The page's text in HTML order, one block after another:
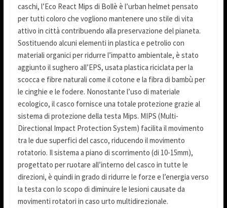
caschi, l’Eco React Mips di Bollè è l’urban helmet pensato
per tutti coloro che vogliono mantenere uno stile di vita
attivo in città contribuendo alla preservazione del pianeta.
Sostituendo alcuni elementi in plastica e petrolio con
materiali organici per ridurre l’impatto ambientale, è stato
aggiunto il sughero all’EPS, usata plastica riciclata per la
scocca e fibre naturali come il cotone e la fibra di bambù per
le cinghie e le fodere. Nonostante l’uso di materiale
ecologico, il casco fornisce una totale protezione grazie al
sistema di protezione della testa Mips. MIPS (Multi-
Directional Impact Protection System) facilita il movimento
tra le due superfici del casco, riducendo il movimento
rotatorio. Il sistema a piano di scorrimento (di 10-15mm),
progettato per ruotare all’interno del casco in tutte le
direzioni, è quindi in grado di ridurre le forze e l’energia verso
la testa con lo scopo di diminuire le lesioni causate da
movimenti rotatori in caso urto multidirezionale.